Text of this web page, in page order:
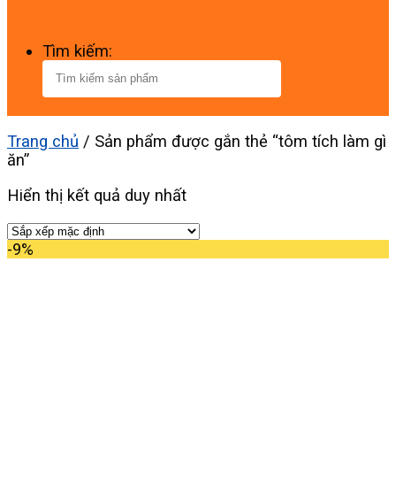
Tìm kiếm:
Trang chủ / Sản phẩm được gắn thẻ “tôm tích làm gì
ăn”
Hiển thị kết quả duy nhất
-9%